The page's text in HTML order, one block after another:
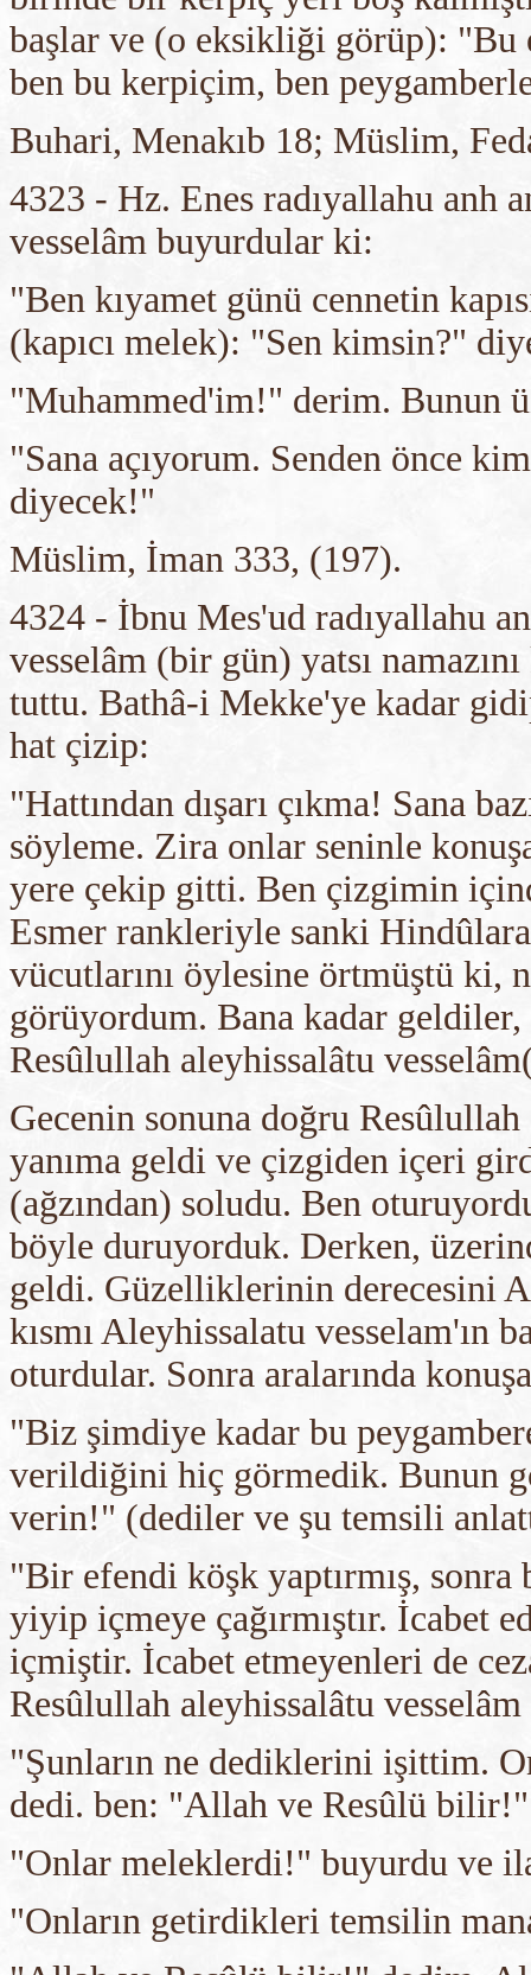
başlar ve (o eksikliği görüp): "Bu
ben bu kerpiçim, ben
Buhari, Menakıb 18; Müslim,
4323 - Hz. Enes radıyallahu anh
vesselâm buyurdular ki:
"Ben kıyamet günü cennetin
(kapıcı melek): "Sen kimsin?"
"Muhammed'im!" derim. Bunun
"Sana açıyorum. Senden önce
diyecek!"
Müslim, İman 333, (197).
4324 - İbnu Mes'ud radıyallahu
vesselâm (bir gün) yatsı
tuttu. Bathâ-i Mekke'ye kadar
hat çizip:
"Hattından dışarı çıkma! Sana
söyleme. Zira onlar seninle
yere çekip gitti. Ben çizgimin
Esmer rankleriyle sanki
vücutlarını öylesine örtmüştü
görüyordum. Bana kadar
Resûlullah aleyhissalâtu
Gecenin sonuna doğru
yanıma geldi ve çizgiden içeri
(ağzından) soludu. Ben
böyle duruyorduk. Derken,
geldi. Güzelliklerinin derecesini
kısmı Aleyhissalatu vesselam'ın
oturdular. Sonra aralarında
"Biz şimdiye kadar bu
verildiğini hiç görmedik. Bunun
verin!" (dediler ve şu temsili
"Bir efendi köşk yaptırmış,
yiyip içmeye çağırmıştır. İcabet
içmiştir. İcabet etmeyenleri de
Resûlullah aleyhissalâtu
"Şunların ne dediklerini işittim.
dedi. ben: "Allah ve Resûlü
"Onlar meleklerdi!" buyurdu ve
"Onların getirdikleri temsilin